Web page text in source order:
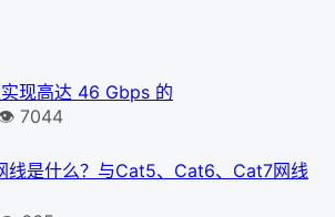
现高达 46 Gbps 的
7044
线是什么？与Cat5、Cat6、Cat7网线